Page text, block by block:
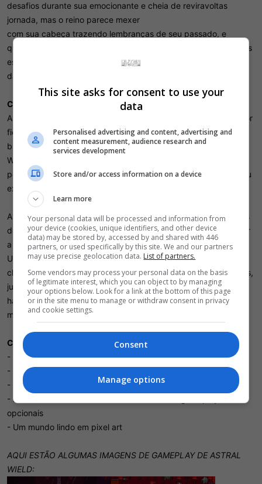
desafios durante sua emocionante e cheia de reviravoltas
jornada, mas o reino parece mexer
com sua cabeça trazendo lembranças de seu passado, e
quanto mais Félix avança mais perto ele fica da verdade, e suas
escolhas podem moldar o destino
da humanidade!.
Como funciona o jogo
Astral Wield traz uma experiência de exploração onde o jogador
fica a vontade em relação a seguir a história ou explorar em
busca de recursos melhores para facilitar sua jornada, Astral
Wield conta com um combate em tempo real podendo utilizar
poderes e armaduras especiais adquiridos durante a jornada ou
exploração.
Ambientado em um mundo fictício, Astral Wield conta com mais
de 300 cenários com diferentes recursos que ajudam o jogador
a evoluir o personagem e tornar sua jornada.
Um mundo com diversas áreas que contam com inimigos e
chefes opcionais e desafios para ganhar melhorias e armaduras,
junto de diversos outros
habitantes do reino que precisam de favores em troca de
melhorias e recompensas para o personagem.
Conteúdo de Astral Wield
- Diversas áreas para explorar
- Desafios extras
- Chefes opcionais
- Melhorias como armaduras e mecânicas de gameplay
opcionais
- Um mundo lindo em pixel art
AQUI ESTÃO ALGUMAS IMAGENS DE GAMEPLAY DE ASTRAL
WIELD:
This site asks for consent to use your
data
Personalised advertising and content, advertising and
content measurement, audience research and
services development
Store and/or access information on a device
Learn more
Your personal data will be processed and information from
your device (cookies, unique identifiers, and other device
data) may be stored by, accessed by and shared with 446
partners, or used specifically by this site. We and our partners
may use precise geolocation data. List of partners.
Some vendors may process your personal data on the basis
of legitimate interest, which you can object to by managing
your options below. Look for a link at the bottom of this page
or in the site menu to manage or withdraw consent in privacy
and cookie settings.
Consent
Manage options